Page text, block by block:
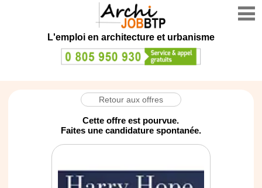
L'emploi en architecture et urbanisme
Retour aux offres
Cette offre est pourvue.
Faites une candidature spontanée.